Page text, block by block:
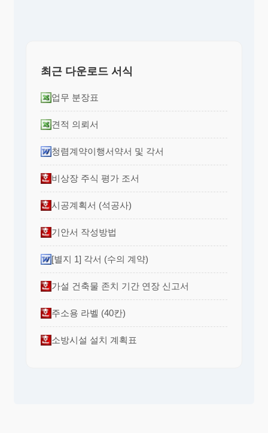
최근 다운로드 서식
업무 분장표
견적 의뢰서
청렴계약이행서약서 및 각서
비상장 주식 평가 조서
시공계획서 (석공사)
기안서 작성방법
[별지 1] 각서 (수의 계약)
가설 건축물 존치 기간 연장 신고서
주소용 라벨 (40칸)
소방시설 설치 계획표